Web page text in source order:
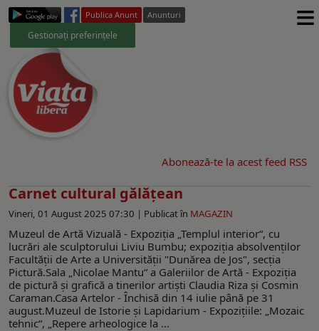
Publica Anunt Anunturi
Gestionați preferințele ≡
Abonează-te la acest feed RSS
Carnet cultural gălățean
Vineri, 01 August 2025 07:30 | Publicat în MAGAZIN
Muzeul de Artă Vizuală - Expoziţia „Templul interior“, cu
lucrări ale sculptorului Liviu Bumbu; expoziţia absolvenţilor
Facultăţii de Arte a Universităţii "Dunărea de Jos", secţia
Pictură.Sala „Nicolae Mantu“ a Galeriilor de Artă - Expoziţia
de pictură și grafică a tinerilor artişti Claudia Riza și Cosmin
Caraman.Casa Artelor - Închisă din 14 iulie până pe 31
august.Muzeul de Istorie şi Lapidarium - Expoziţiile: „Mozaic
tehnic“, „Repere arheologice la ...